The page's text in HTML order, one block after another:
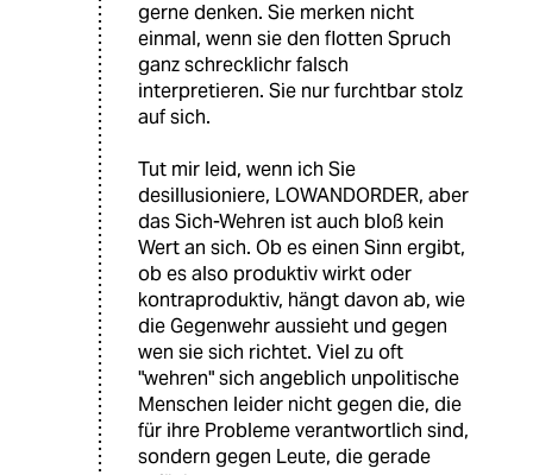
gerne denken. Sie merken nicht
einmal, wenn sie den flotten Spruch
ganz schrecklichr falsch
interpretieren. Sie nur furchtbar stolz
auf sich.
Tut mir leid, wenn ich Sie
desillusioniere, LOWANDORDER, aber
das Sich-Wehren ist auch bloß kein
Wert an sich. Ob es einen Sinn ergibt,
ob es also produktiv wirkt oder
kontraproduktiv, hängt davon ab, wie
die Gegenwehr aussieht und gegen
wen sie sich richtet. Viel zu oft
"wehren" sich angeblich unpolitische
Menschen leider nicht gegen die, die
für ihre Probleme verantwortlich sind,
sondern gegen Leute, die gerade